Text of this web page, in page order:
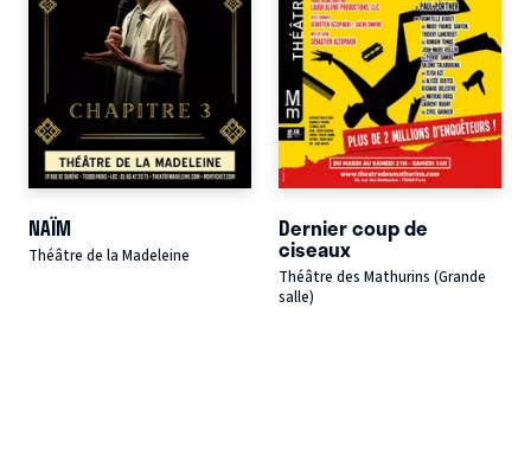
NAÏM
Théâtre de la Madeleine
Dernier coup de
ciseaux
Théâtre des Mathurins (Grande
salle)